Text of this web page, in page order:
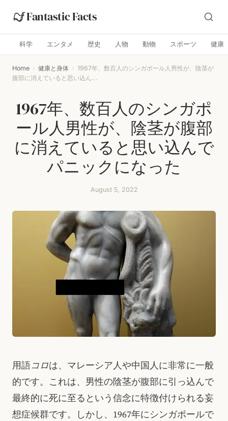
Fantastic Facts
科学 エンタメ 歴史 人物 動物 スポーツ 健康
Home › 健康と身体 › 1967年、数百人のシンガポール人男性が、陰茎が
腹部に消えていると思い込ん...
1967年、数百人のシンガポ
ール人男性が、陰茎が腹部
に消えていると思い込んで
パニックになった
August 5, 2022
用語コロは、マレーシア人や中国人に非常に一般
的です。これは、男性の陰茎が腹部に引っ込んで
最終的に死に至るという信念に特徴付けられる妄
想症候群です。しかし、1967年にシンガポールで